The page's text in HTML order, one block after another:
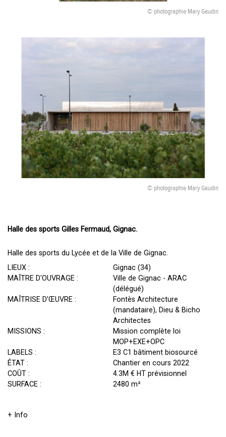
© photographie Mary Gaudin
© photographie Mary Gaudin
Halle des sports Gilles Fermaud, Gignac.
Halle des sports du Lycée et de la Ville de Gignac.
LIEUX :
Gignac (34)
MAÎTRE D'OUVRAGE :
Ville de Gignac - ARAC
(délégué)
MAÎTRISE D’ŒUVRE :
Fontès Architecture
(mandataire), Dieu & Bicho
Architectes
MISSIONS :
Mission complète loi
MOP+EXE+OPC
LABELS :
E3 C1 bâtiment biosourcé
ÉTAT :
Chantier en cours 2022
COÛT :
4.3M € HT prévisionnel
SURFACE :
2480 m²
+ Info